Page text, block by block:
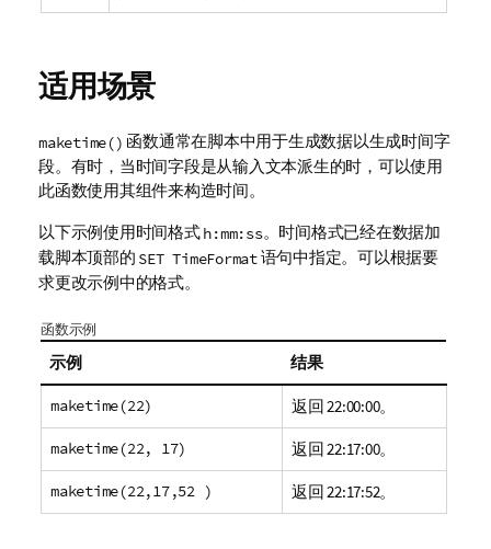
适用场景
maketime() 函数通常在脚本中用于生成数据以生成时间字
段。有时，当时间字段是从输入文本派生的时，可以使用
此函数使用其组件来构造时间。
以下示例使用时间格式h:mm:ss。时间格式已经在数据加
载脚本顶部的 SET TimeFormat语句中指定。可以根据要
求更改示例中的格式。
函数示例
示例 结果
maketime(22) 返回22:00:00。
maketime(22, 17) 返回22:17:00。
maketime(22,17,52 ) 返回22:17:52。